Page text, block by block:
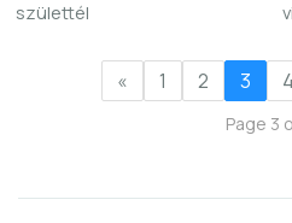
születtél
« 1 2 3 4
Page 3